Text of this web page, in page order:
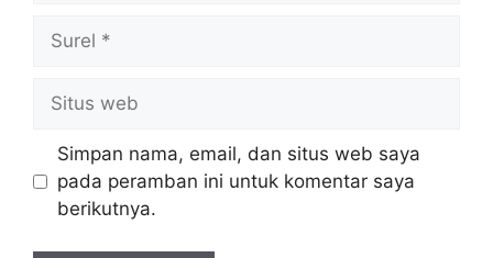
Surel
Situs
web
Simpan nama, email, dan situs web saya
pada peramban ini untuk komentar saya
berikutnya.